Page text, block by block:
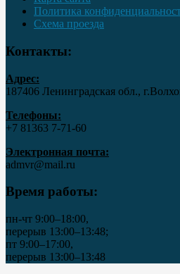
Политика
Схема проезда
Контакты:
Адрес:
187406 Ленинградская обл.,
Телефоны:
+7 81363 7‑71-60
Электронная почта:
admvr@mail.ru
Время работы:
пн-чт 9:00–18:00,
перерыв 13:00–13:48;
пт 9:00–17:00,
перерыв 13:00–13:48